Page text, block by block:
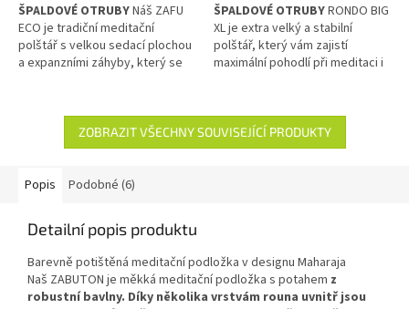
ŠPALDOVÉ OTRUBYNáš ZAFU
ECO je tradiční meditační
polštář s velkou sedací plochou
a expanzními záhyby, který se
ŠPALDOVÉ OTRUBYRONDO BIG
XL je extra velký a stabilní
polštář, který vám zajistí
maximální pohodlí při meditaci i
každého, komu je běžný rozměr
sedáku nepohodlný. Vyvýšený
sed pomáhá udržet zdravý a
ZOBRAZIT VŠECHNY SOUVISEJÍCÍ PRODUKTY
Popis Podobné (6)
Detailní popis produktu
Barevně potištěná meditační podložka v designu Maharaja
Naš ZABUTON je měkká meditační podložka s potahem z
robustní bavlny. Díky několika vrstvám rouna uvnitř jsou